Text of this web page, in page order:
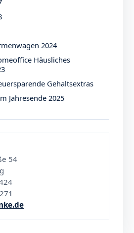
2024
Häusliches
Gehaltsextras
Jahresende 2025
54